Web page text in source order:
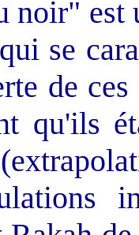
noir" est
se
de
qu'ils